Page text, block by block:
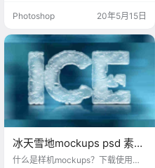
选，助你打造炫酷文字logo样机！
ockups样机素材的各种需求。
Photoshop 20年5月15日
冰天雪地mockups psd 素材
模版
什么是样机mockups？下载使用这